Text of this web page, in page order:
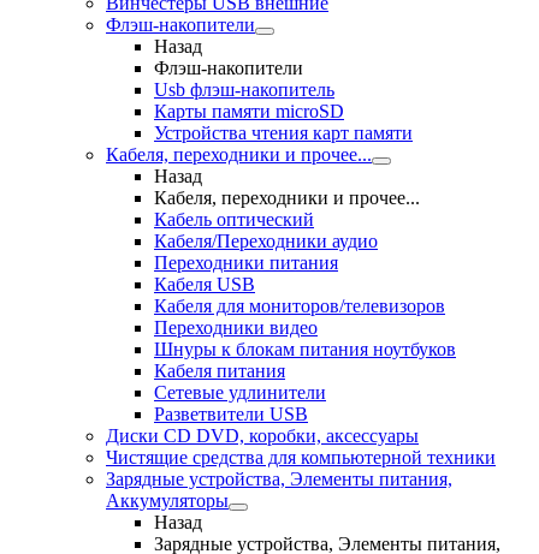
Флэш-накопители
Назад
Флэш-накопители
Usb флэш-накопитель
Карты памяти microSD
Устройства чтения карт памяти
Кабеля, переходники и прочее...
Назад
Кабеля, переходники и прочее...
Кабель оптический
Кабеля/Переходники аудио
Переходники питания
Кабеля USB
Кабеля для мониторов/телевизоров
Переходники видео
Шнуры к блокам питания ноутбуков
Кабеля питания
Сетевые удлинители
Разветвители USB
Диски CD DVD, коробки, аксессуары
Чистящие средства для компьютерной техники
Зарядные устройства, Элементы питания,
Аккумуляторы
Назад
Зарядные устройства, Элементы питания,